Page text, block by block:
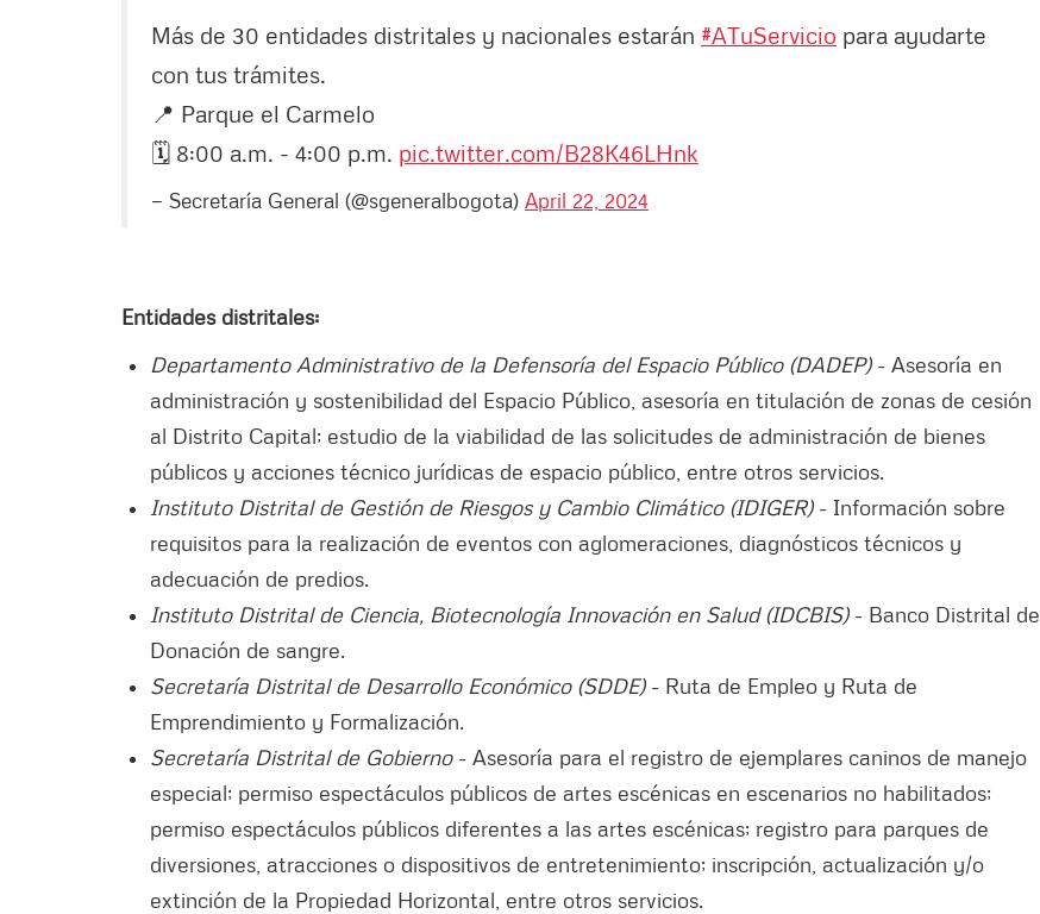
Más de 30 entidades distritales y nacionales estarán #ATuServicio para ayudarte
con tus trámites.
📍 Parque el Carmelo
🗓️ 8:00 a.m. - 4:00 p.m. pic.twitter.com/B28K46LHnk
— Secretaría General (@sgeneralbogota) April 22, 2024
Entidades distritales:
Departamento Administrativo de la Defensoría del Espacio Público (DADEP) - Asesoría en
administración y sostenibilidad del Espacio Público, asesoría en titulación de zonas de cesión
al Distrito Capital; estudio de la viabilidad de las solicitudes de administración de bienes
públicos y acciones técnico jurídicas de espacio público, entre otros servicios.
Instituto Distrital de Gestión de Riesgos y Cambio Climático (IDIGER)- Información sobre
requisitos para la realización de eventos con aglomeraciones, diagnósticos técnicos y
adecuación de predios.
Instituto Distrital de Ciencia, Biotecnología Innovación en Salud (IDCBIS)- Banco Distrital de
Donación de sangre.
Secretaría Distrital de Desarrollo Económico (SDDE)- Ruta de Empleo y Ruta de
Emprendimiento y Formalización.
Secretaría Distrital de Gobierno- Asesoría para el registro de ejemplares caninos de manejo
especial; permiso espectáculos públicos de artes escénicas en escenarios no habilitados;
permiso espectáculos públicos diferentes a las artes escénicas; registro para parques de
diversiones, atracciones o dispositivos de entretenimiento; inscripción, actualización y/o
extinción de la Propiedad Horizontal, entre otros servicios.